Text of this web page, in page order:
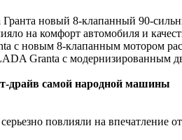
новый 8-клапанный 90-
на комфорт автомобиля и
новым 8-клапанным мотором
Granta с модернизированным
драйв самой народной машины
повлияли на впечатление